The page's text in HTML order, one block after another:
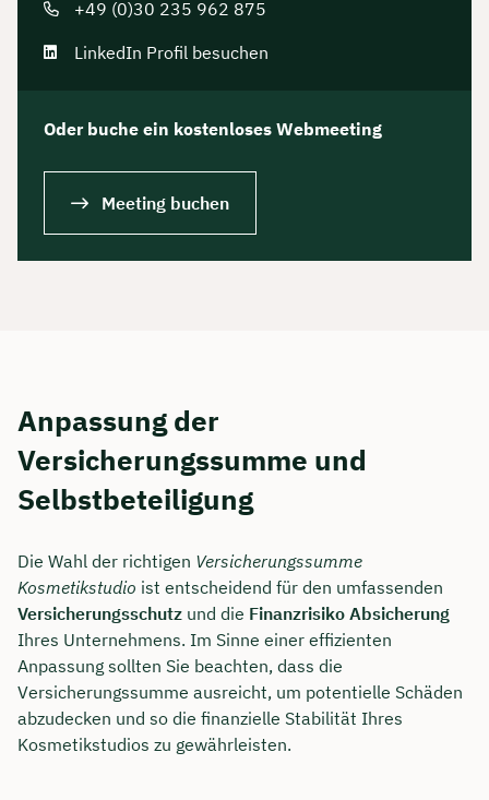
+49 (0)30 235 962 875
LinkedIn Profil besuchen
Oder buche ein kostenloses Webmeeting
Meeting buchen
Anpassung der
Versicherungssumme und
Selbstbeteiligung
Die Wahl der richtigen Versicherungssumme
Kosmetikstudio ist entscheidend für den umfassenden
Versicherungsschutz und die Finanzrisiko Absicherung
Ihres Unternehmens. Im Sinne einer effizienten
Anpassung sollten Sie beachten, dass die
Versicherungssumme ausreicht, um potentielle Schäden
abzudecken und so die finanzielle Stabilität Ihres
Kosmetikstudios zu gewährleisten.